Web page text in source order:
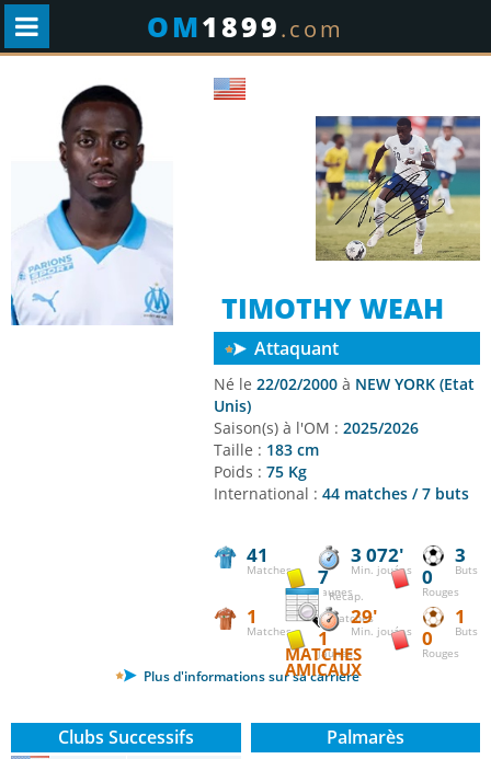
OM1899.com
TIMOTHY WEAH
Attaquant
Né le 22/02/2000 à NEW YORK (Etat
Unis)
Saison(s) à l'OM : 2025/2026
Taille : 183 cm
Poids : 75 Kg
International : 44 matches / 7 buts
41
Matches
3 072'
Min. jouées
3
Buts
7
Jaunes
0
Rouges
Récap.
matches
1
Matches
29'
Min. jouées
1
Buts
1
Jaunes
0
Rouges
MATCHES
AMICAUX
Plus d'informations sur sa carrière
Clubs Successifs Palmarès